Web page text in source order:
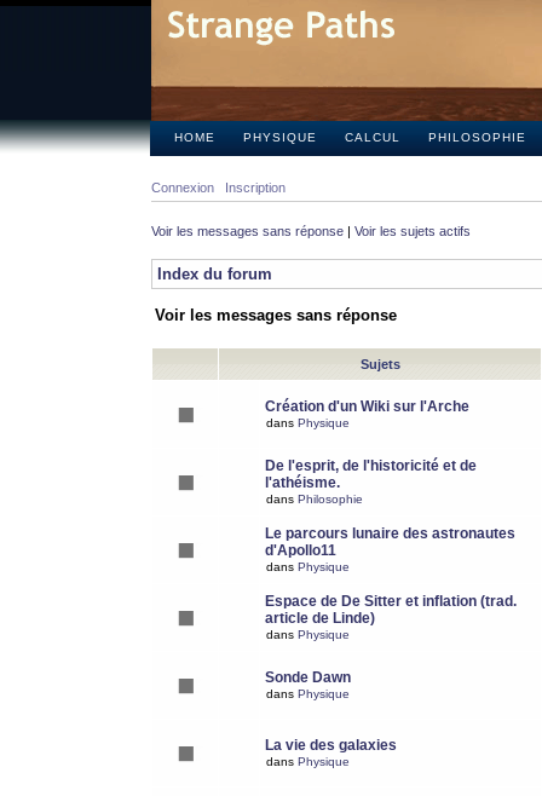
HOME PHYSIQUE CALCUL PHILOSOPHIE
Connexion Inscription
Voir les messages sans réponse | Voir les sujets actifs
Index du forum
Voir les messages sans réponse
Sujets
Création d'un Wiki sur l'Arche
dans Physique
De l'esprit, de l'historicité et de
l'athéisme.
dans Philosophie
Le parcours lunaire des astronautes
d'Apollo11
dans Physique
Espace de De Sitter et inflation (trad.
article de Linde)
dans Physique
Sonde Dawn
dans Physique
La vie des galaxies
dans Physique